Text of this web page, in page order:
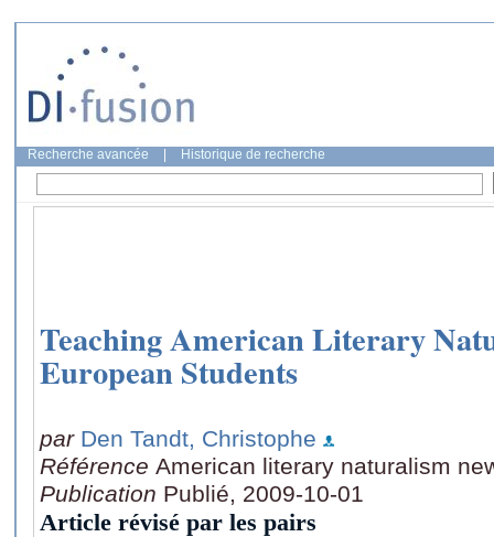
Recherche avancée Historique de recherche
Teaching American Literary
European Students
par Den Tandt, Christophe
Référence American literary naturalism
Publication Publié, 2009-10-01
Article révisé par les pairs